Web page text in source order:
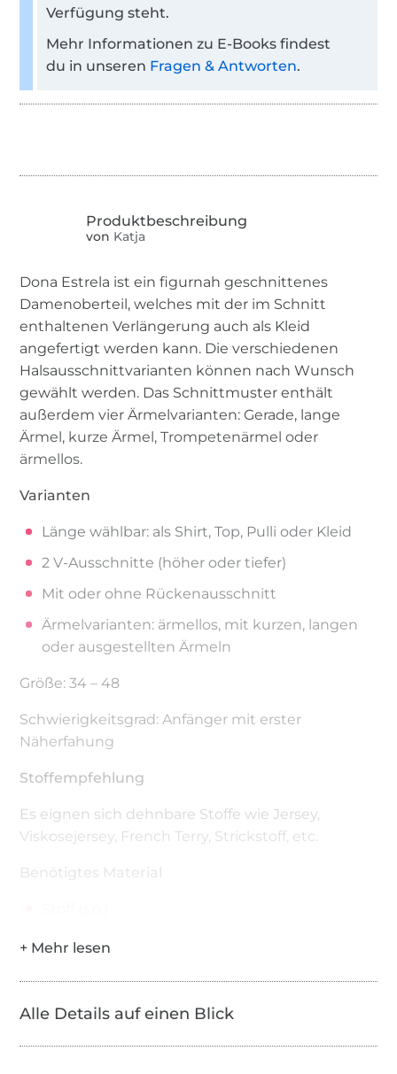
Verfügung steht.
Mehr Informationen zu E-Books findest
du in unseren Fragen & Antworten.
von Katja
Dona Estrela ist ein figurnah geschnittenes
Damenoberteil, welches mit der im Schnitt
enthaltenen Verlängerung auch als Kleid
angefertigt werden kann. Die verschiedenen
Halsausschnittvarianten können nach Wunsch
gewählt werden. Das Schnittmuster enthält
außerdem vier Ärmelvarianten: Gerade, lange
Ärmel, kurze Ärmel, Trompetenärmel oder
ärmellos.
Varianten
Länge wählbar: als Shirt, Top, Pulli oder Kleid
2 V-Ausschnitte (höher oder tiefer)
Mit oder ohne Rückenausschnitt
Ärmelvarianten: ärmellos, mit kurzen, langen
oder ausgestellten Ärmeln
Größe: 34 – 48
Schwierigkeitsgrad: Anfänger mit erster
Näherfahung
Stoffempfehlung
Es eignen sich dehnbare Stoffe wie Jersey,
Viskosejersey, French Terry, Strickstoff, etc.
Benötigtes Material
Schere, Maßband, Stecknadeln oder
vorhanden), Bügeleisen/li>
Enthaltene Dateien
Alle Details auf einen Blick